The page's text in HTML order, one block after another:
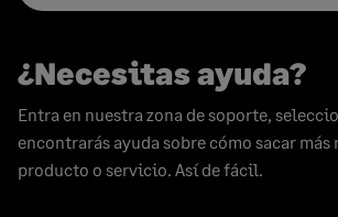
¿Necesitas ayuda?
Entra en nuestra zona de soporte,
encontrarás ayuda sobre cómo sacar
producto o servicio. Así de fácil.